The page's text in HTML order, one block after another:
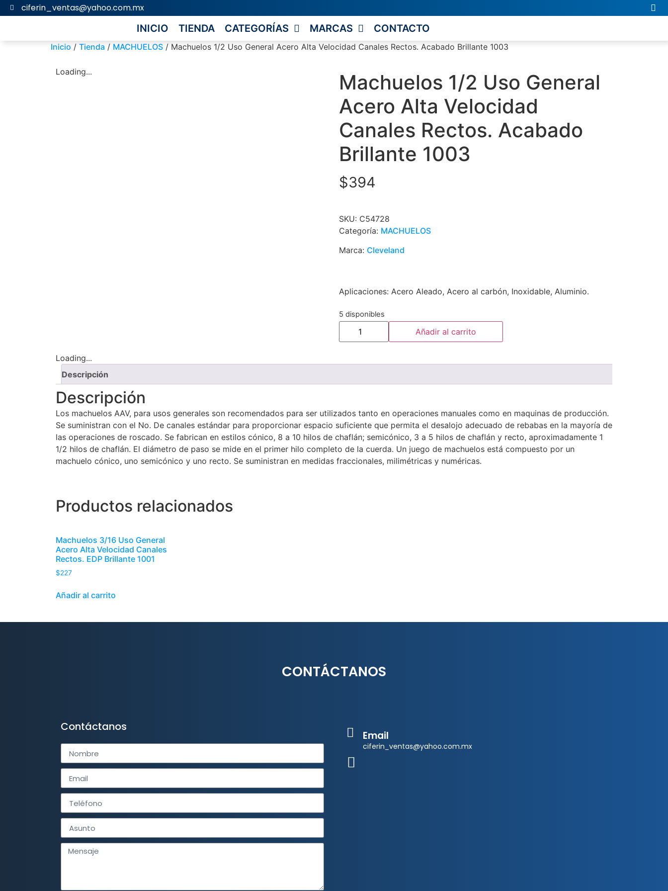
ciferin_ventas@yahoo.com.mx
INICIO TIENDA CATEGORÍAS MARCAS CONTACTO
Inicio / Tienda / MACHUELOS / Machuelos 1/2 Uso General Acero Alta Velocidad Canales Rectos. Acabado Brillante 1003
Loading...
Machuelos 1/2 Uso General
Acero Alta Velocidad
Canales Rectos. Acabado
Brillante 1003
$394
SKU: C54728
Categoría: MACHUELOS
Marca: Cleveland
Aplicaciones: Acero Aleado, Acero al carbón, Inoxidable, Aluminio.
5 disponibles
Añadir al carrito
Loading...
Descripción
Descripción
Los machuelos AAV, para usos generales son recomendados para ser utilizados tanto en operaciones manuales como en maquinas de producción.
Se suministran con el No. De canales estándar para proporcionar espacio suficiente que permita el desalojo adecuado de rebabas en la mayoría de
las operaciones de roscado. Se fabrican en estilos cónico, 8 a 10 hilos de chaflán; semicónico, 3 a 5 hilos de chaflán y recto, aproximadamente 1
1/2 hilos de chaflán. El diámetro de paso se mide en el primer hilo completo de la cuerda. Un juego de machuelos está compuesto por un
machuelo cónico, uno semicónico y uno recto. Se suministran en medidas fraccionales, milimétricas y numéricas.
Productos relacionados
Machuelos 3/16 Uso General
Acero Alta Velocidad Canales
Rectos. EDP Brillante 1001
$227
Añadir al carrito
CONTÁCTANOS
Contáctanos
Email
ciferin_ventas@yahoo.com.mx